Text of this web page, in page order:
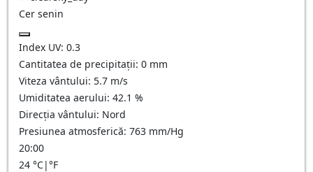
Cer senin
Index UV: 0.3
Cantitatea de precipitații: 0 mm
Viteza vântului: 5.7 m/s
Umiditatea aerului: 42.1 %
Direcția vântului: Nord
Presiunea atmosferică: 763 mm/Hg
20:00
24 °C|°F